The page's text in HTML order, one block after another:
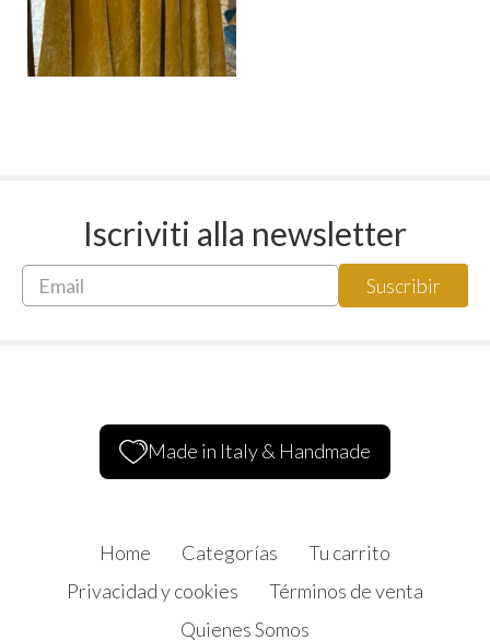
Iscriviti alla newsletter
Made in Italy & Handmade
Home Categorías
Tu carrito
Privacidad y cookies
Términos de venta
Quienes Somos